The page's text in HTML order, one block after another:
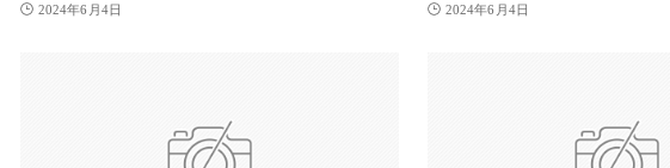
2024年6月4日 2024年6月4日